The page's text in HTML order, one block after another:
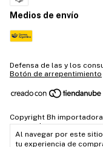
Al navegar por este sitio
tu experiencia de
Medios de envío
Defensa de las y los
Botón de arrepentimiento
Copyright Bh
reservados.